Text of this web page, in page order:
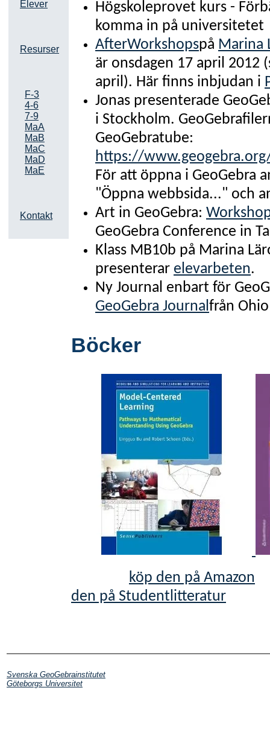
Elever
Resurser
F-3
4-6
7-9
MaA
MaB
MaC
MaD
MaE
Kontakt
Högskoleprovet kurs -
komma in på universitetet
AfterWorkshopspå Marina
är onsdagen 17 april 2012
april). Här finns inbjudan i
Jonas presenterade
i Stockholm.
GeoGebratube:
https://
För att öppna i GeoGebra
"Öppna webbsida..." och
Art in GeoGebra:
GeoGebra Conference in
Klass MB10b på Marina
presenterar elevarbeten.
Ny Journal enbart för
GeoGebra Journalfrån Ohio
Böcker
köp den på Amazon
den på Studentlitteratur
Svenska GeoGebrainstitutet
Göteborgs Universitet